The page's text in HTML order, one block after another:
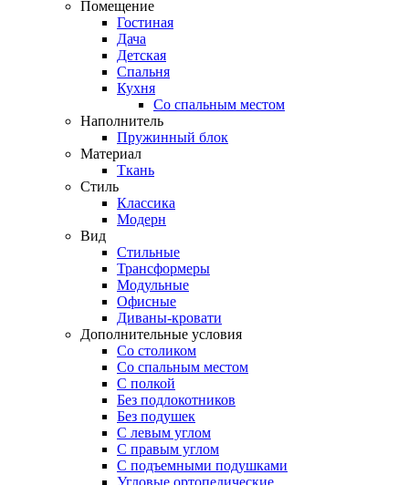
Помещение
Гостиная
Дача
Детская
Спальня
Кухня
Со спальным местом
Наполнитель
Пружинный блок
Материал
Ткань
Стиль
Классика
Модерн
Вид
Стильные
Трансформеры
Модульные
Офисные
Диваны-кровати
Дополнительные условия
Со столиком
Со спальным местом
С полкой
Без подлокотников
Без подушек
C левым углом
C правым углом
С подъемными подушками